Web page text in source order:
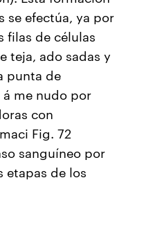
se efectúa, ya por
filas de células
teja, ado sadas y
punta de
me nudo por
con
Fig. 72
sanguíneo por
etapas de los